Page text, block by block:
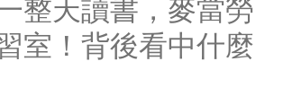
整天讀書，麥當勞
室！背後看中什麼